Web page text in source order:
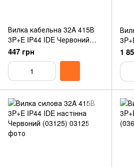
Вилка кабельна 32A 415В
3P+E IP44 IDE Червоний
(03105)
447 грн 1